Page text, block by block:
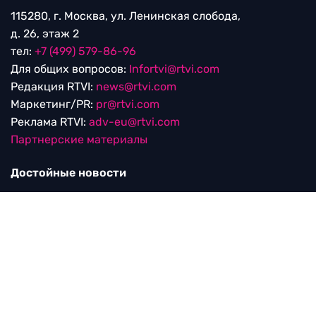
115280, г. Москва, ул. Ленинская слобода,
д. 26, этаж 2
тел: +7 (499) 579-86-96
Для общих вопросов: Infortvi@rtvi.com
Редакция RTVI: news@rtvi.com
Маркетинг/PR: pr@rtvi.com
Реклама RTVI: adv-eu@rtvi.com
Партнерские материалы
Достойные новости